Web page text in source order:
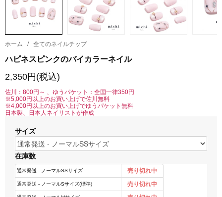
ホーム / 全てのネイルチップ
ハピネスピンクのバイカラーネイル
2,350円(税込)
佐川：800円～ 、ゆうパケット：全国一律350円
※5,000円以上のお買い上げで佐川無料
※4,000円以上のお買い上げでゆうパケット無料
日本製、日本人ネイリストが作成
サイズ
在庫数